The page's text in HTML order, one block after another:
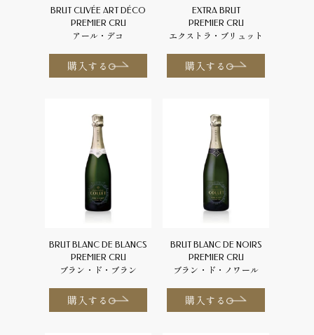
BRUT CUVÉE ART DÉCO
PREMIER CRU
アール・デコ
購入する
EXTRA BRUT
PREMIER CRU
エクストラ・ブリュット
購入する
BRUT BLANC DE BLANCS
PREMIER CRU
ブラン・ド・ブラン
購入する
BRUT BLANC DE NOIRS
PREMIER CRU
ブラン・ド・ノワール
購入する